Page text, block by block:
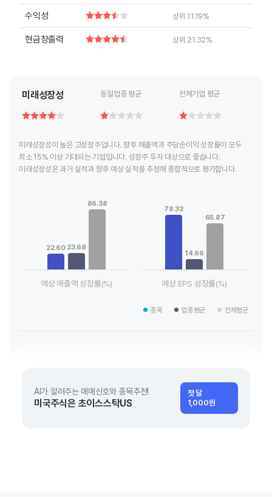
수익성 상위 11.19%
현금창출력 상위 21.32%
미래성장성 동일업종 평균 전체기업 평균
미래성장성이 높은 고성장주입니다. 향후 매출액과 주당순이익 성장률이 모두
최소 15% 이상 기대되는 기업입니다. 성장주 투자 대상으로 좋습니다.
미래성장성은 과거 실적과 향후 예상 실적을 추정해 종합적으로 평가합니다.
View as data table, Chart
The chart has 1 X axis displaying categories.
22.60 23.68
86.38
예상 매출액 성장률(%)
View as data table, Chart
The chart has 1 X axis
78.32
14.66
65.87
예상 EPS 성장률(%)
종목 업종평균 전체평균
AI가 알려주는 매매신호와 종목추천!
미국주식은 초이스스탁US
첫 달
1,000원